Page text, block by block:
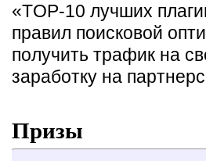
«TOP-10 лучших
правил поисковой
получить трафик на
заработку на
Призы